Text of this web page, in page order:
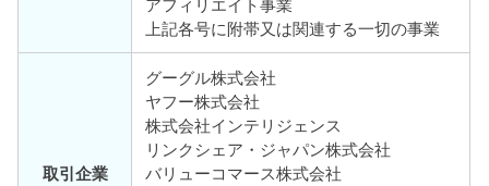
アフィリエイト事業
上記各号に附帯又は関連する一切の事業
取引企業
グーグル株式会社
ヤフー株式会社
株式会社インテリジェンス
リンクシェア・ジャパン株式会社
バリューコマース株式会社